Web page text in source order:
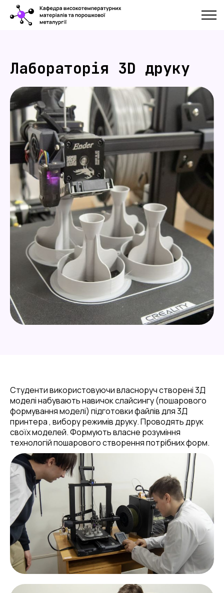
Лабораторія 3D друку
Студенти використовуючи власноруч створені 3Д
моделі набувають навичок слайсингу (пошарового
формування моделі) підготовки файлів для 3Д
принтера , вибору режимів друку. Проводять друк
своїх моделей. Формують власне розуміння
технологій пошарового створення потрібних форм.